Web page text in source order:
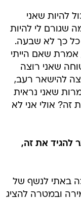
להיות שאני
שגורם לי להיות
כל כך לא שבעה.
שאם הייתי
שאני רוצה
להישאר רעב,
כי אני צעירה. אני בת 60, למרות שאני נראית
זה? אולי אני לא
להגיד את זה,
באתי לנשף של
ובמטרה להציג